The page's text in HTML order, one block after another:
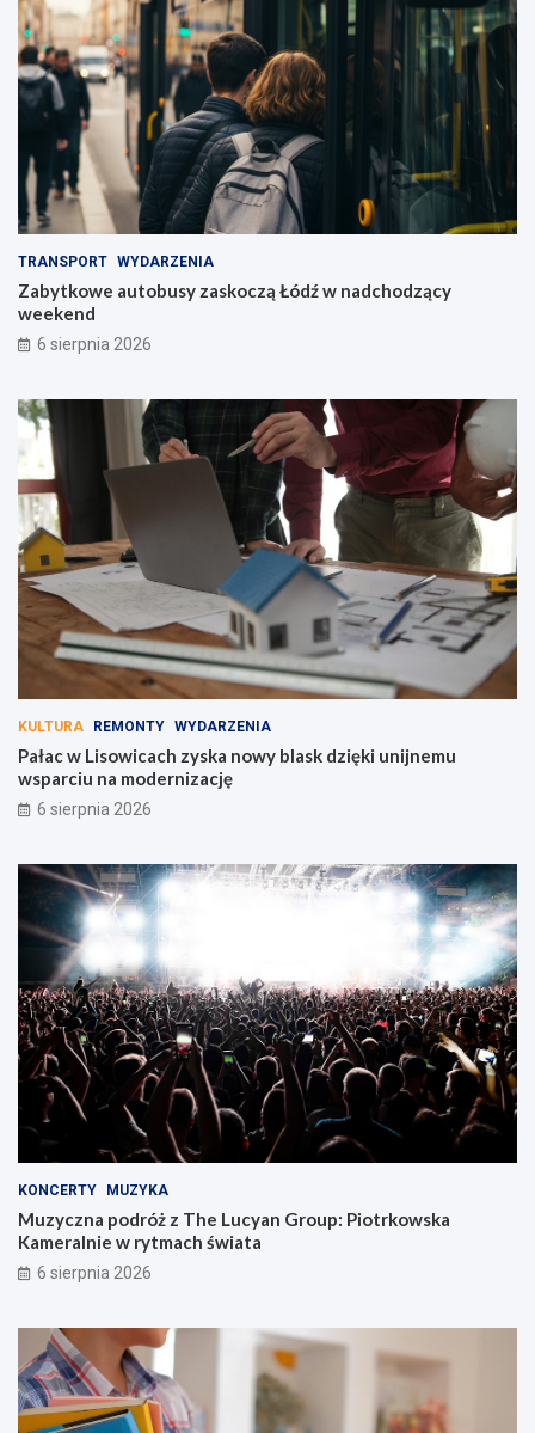
TRANSPORT WYDARZENIA
Zabytkowe autobusy zaskoczą Łódź w nadchodzący
weekend
6 sierpnia 2026
KULTURA REMONTY WYDARZENIA
Pałac w Lisowicach zyska nowy blask dzięki unijnemu
wsparciu na modernizację
6 sierpnia 2026
KONCERTY MUZYKA
Muzyczna podróż z The Lucyan Group: Piotrkowska
Kameralnie w rytmach świata
6 sierpnia 2026